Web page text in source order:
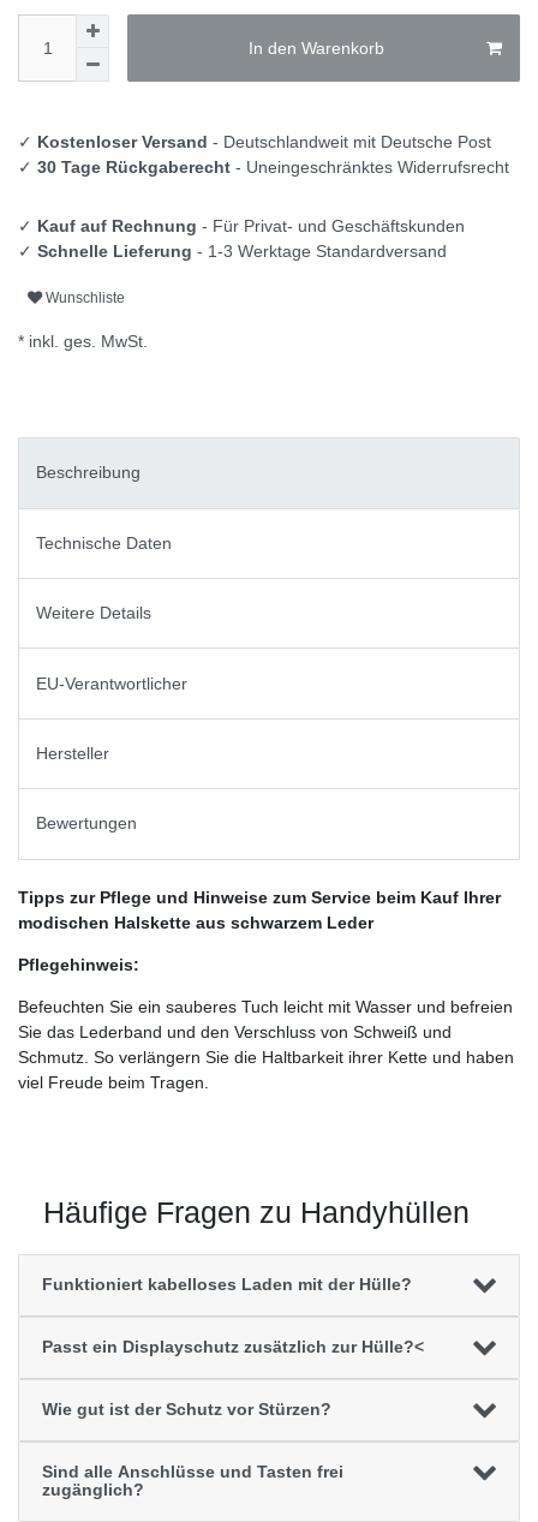
In den Warenkorb
✓ Kostenloser Versand - Deutschlandweit mit Deutsche Post
✓ 30 Tage Rückgaberecht - Uneingeschränktes Widerrufsrecht
✓ Kauf auf Rechnung - Für Privat- und Geschäftskunden
✓ Schnelle Lieferung - 1-3 Werktage Standardversand
Wunschliste
* inkl. ges. MwSt.
Beschreibung
Technische Daten
Weitere Details
EU-Verantwortlicher
Hersteller
Bewertungen
Tipps zur Pflege und Hinweise zum Service beim Kauf Ihrer
modischen Halskette aus schwarzem Leder
Pflegehinweis:
Befeuchten Sie ein sauberes Tuch leicht mit Wasser und befreien
Sie das Lederband und den Verschluss von Schweiß und
Schmutz. So verlängern Sie die Haltbarkeit ihrer Kette und haben
viel Freude beim Tragen.
Häufige Fragen zu Handyhüllen
Funktioniert kabelloses Laden mit der Hülle?
Passt ein Displayschutz zusätzlich zur Hülle?<
Wie gut ist der Schutz vor Stürzen?
Sind alle Anschlüsse und Tasten frei
zugänglich?